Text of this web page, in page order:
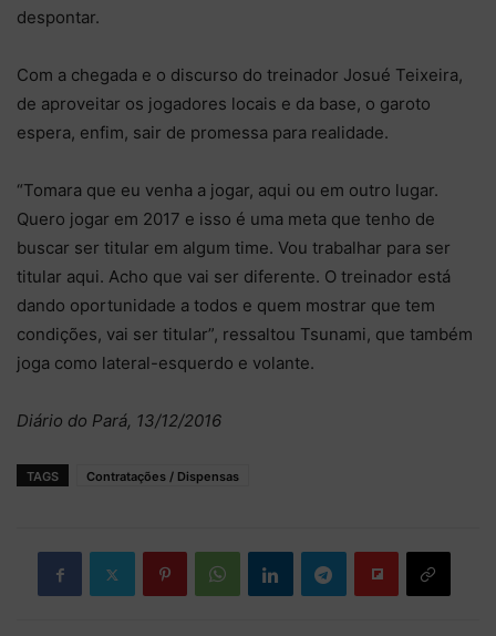
despontar.
Com a chegada e o discurso do treinador Josué Teixeira,
de aproveitar os jogadores locais e da base, o garoto
espera, enfim, sair de promessa para realidade.
“Tomara que eu venha a jogar, aqui ou em outro lugar.
Quero jogar em 2017 e isso é uma meta que tenho de
buscar ser titular em algum time. Vou trabalhar para ser
titular aqui. Acho que vai ser diferente. O treinador está
dando oportunidade a todos e quem mostrar que tem
condições, vai ser titular”, ressaltou Tsunami, que também
joga como lateral-esquerdo e volante.
Diário do Pará, 13/12/2016
TAGS Contratações / Dispensas